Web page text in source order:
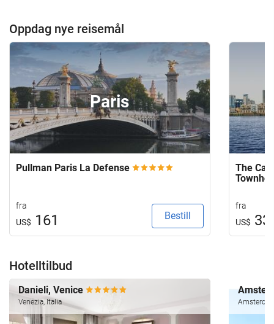
Oppdag nye reisemål
Paris
Pullman Paris La Defense
fra
US$ 161 Bestill
The
fra
US$
Hotelltilbud
Danieli, Venice
Venezia, Italia